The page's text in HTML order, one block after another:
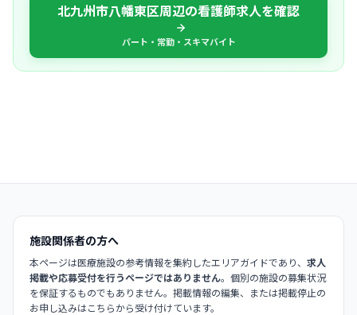
北九州市八幡東区周辺の看護師求人を確認
パート・常勤・スキマバイト
施設関係者の方へ
本ページは医療施設の参考情報を集約したエリアガイドであり、 求人
掲載や応募受付を行うページではありません。個別の施設の募集状況
を保証するものでもありません。掲載情報の編集、または掲載停止の
お申し込みはこちらから受け付けています。